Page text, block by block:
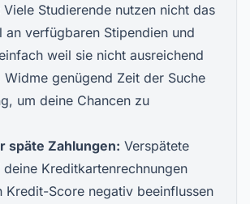
Viele Studierende nutzen nicht das
an verfügbaren Stipendien und
weil sie nicht ausreichend
Widme genügend Zeit der Suche
um deine Chancen zu
späte Zahlungen: Verspätete
deine Kreditkartenrechnungen
Kredit-Score negativ beeinflussen